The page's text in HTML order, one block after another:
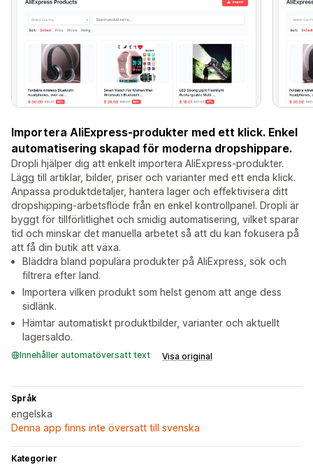
Importera AliExpress-produkter med ett klick. Enkel
automatisering skapad för moderna dropshippare.
Dropli hjälper dig att enkelt importera AliExpress-produkter.
Lägg till artiklar, bilder, priser och varianter med ett enda klick.
Anpassa produktdetaljer, hantera lager och effektivisera ditt
dropshipping-arbetsflöde från en enkel kontrollpanel. Dropli är
byggt för tillförlitlighet och smidig automatisering, vilket sparar
tid och minskar det manuella arbetet så att du kan fokusera på
att få din butik att växa.
Bläddra bland populära produkter på AliExpress, sök och
filtrera efter land.
Importera vilken produkt som helst genom att ange dess
sidlänk.
Hämtar automatiskt produktbilder, varianter och aktuellt
lagersaldo.
Innehåller automatöversatt text Visa original
Språk
engelska
Denna app finns inte översatt till svenska
Kategorier